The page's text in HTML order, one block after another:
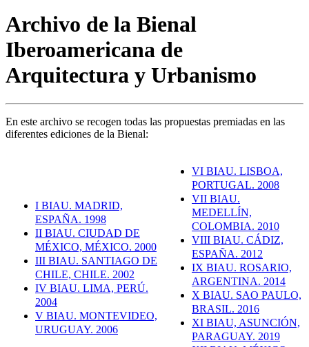
Archivo de la Bienal
Iberoamericana de
Arquitectura y Urbanismo
En este archivo se recogen todas las propuestas premiadas en las
diferentes ediciones de la Bienal:
I BIAU. MADRID,
ESPAÑA. 1998
II BIAU. CIUDAD DE
MÉXICO, MÉXICO. 2000
III BIAU. SANTIAGO DE
CHILE, CHILE. 2002
IV BIAU. LIMA, PERÚ.
2004
V BIAU. MONTEVIDEO,
URUGUAY. 2006
VI BIAU. LISBOA,
PORTUGAL. 2008
VII BIAU.
MEDELLÍN,
COLOMBIA. 2010
VIII BIAU. CÁDIZ,
ESPAÑA. 2012
IX BIAU. ROSARIO,
ARGENTINA. 2014
X BIAU. SAO PAULO,
BRASIL. 2016
XI BIAU, ASUNCIÓN,
PARAGUAY. 2019